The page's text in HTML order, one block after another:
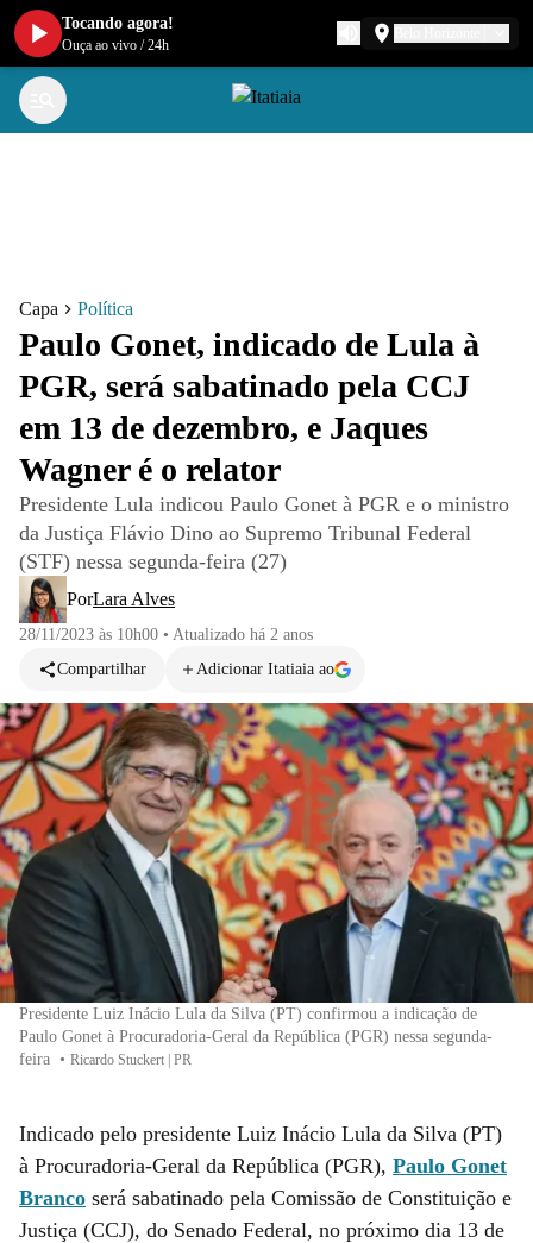
Capa Política
Paulo Gonet, indicado de Lula à
PGR, será sabatinado pela CCJ
em 13 de dezembro, e Jaques
Wagner é o relator
Presidente Lula indicou Paulo Gonet à PGR e o ministro
da Justiça Flávio Dino ao Supremo Tribunal Federal
(STF) nessa segunda-feira (27)
PorLara Alves
28/11/2023 às 10h00 • Atualizado há 2 anos
Compartilhar
Adicionar Itatiaia ao
Presidente Luiz Inácio Lula da Silva (PT) confirmou a indicação de
Paulo Gonet à Procuradoria-Geral da República (PGR) nessa segunda-
feira • Ricardo Stuckert | PR
Indicado pelo presidente Luiz Inácio Lula da Silva (PT)
à Procuradoria-Geral da República (PGR), Paulo Gonet
Branco será sabatinado pela Comissão de Constituição e
Justiça (CCJ), do Senado Federal, no próximo dia 13 de
Tocando agora!
Ouça ao vivo /24h